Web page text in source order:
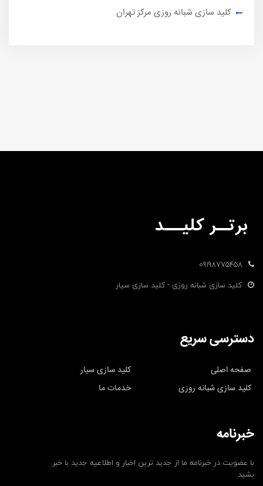
کلید سازی شبانه روزی مرکز تهران
09198775458
کلید سازی شبانه روزی - کلید سازی سیار
دسترسی سریع
صفحه اصلی
کلید سازی سیار
کلید سازی شبانه روزی
خدمات ما
خبرنامه
با عضویت در خبرنامه ما از جدید ترین اخبار و اطلاعیه جدید با خبر
بشید